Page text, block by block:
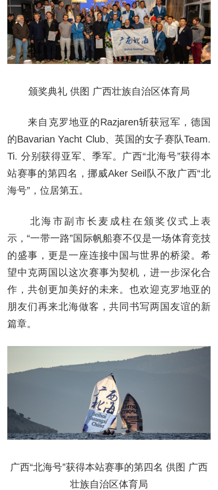
颁奖典礼 供图 广西壮族自治区体育局
来自克罗地亚的Razjaren斩获冠军，德国
的Bavarian Yacht Club、英国的女子赛队Team.
Ti. 分别获得亚军、季军。广西“北海号”获得本
站赛事的第四名，挪威Aker Seil队不敌广西“北
海号”，位居第五。
北海市副市长麦成柱在颁奖仪式上表
示，“一带一路”国际帆船赛不仅是一场体育竞技
的盛事，更是一座连接中国与世界的桥梁。希
望中克两国以这次赛事为契机，进一步深化合
作，共创更加美好的未来。也欢迎克罗地亚的
朋友们再来北海做客，共同书写两国友谊的新
篇章。
广西“北海号”获得本站赛事的第四名 供图 广西
壮族自治区体育局